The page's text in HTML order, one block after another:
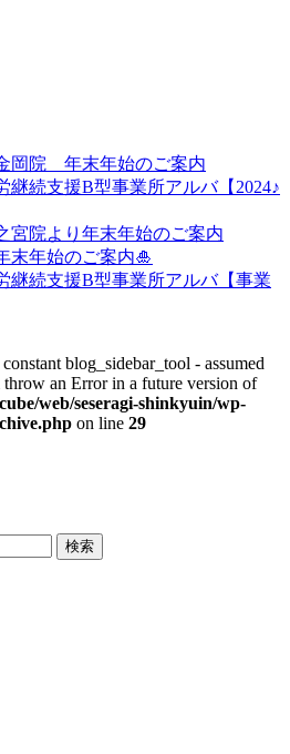
岡院 年末年始のご案内
継続支援B型事業所アルバ【2024♪
宮院より年末年始のご案内
末年始のご案内🎍
継続支援B型事業所アルバ【事業
blog_sidebar_tool - assumed
an Error in a future version of
web/seseragi-shinkyuin/wp-
on line 29